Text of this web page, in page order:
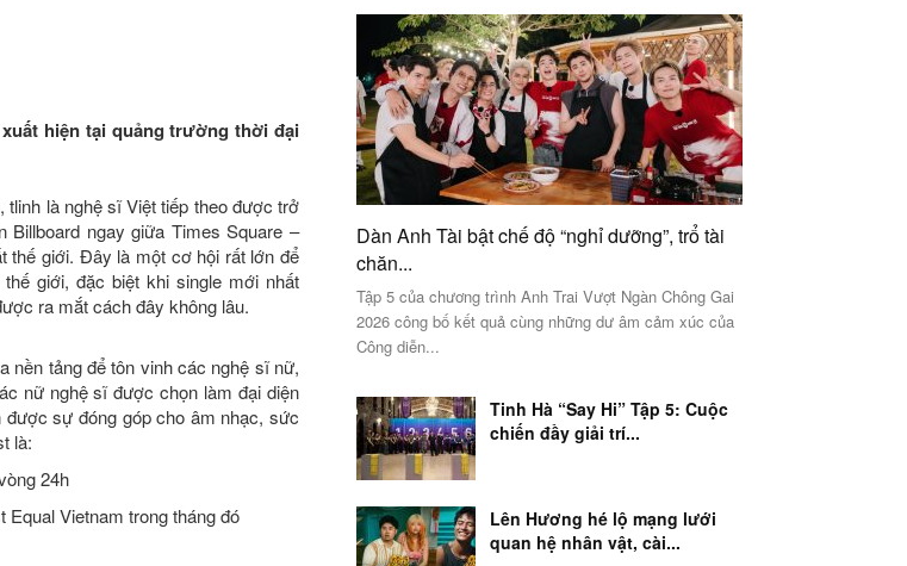
hiện tại quảng trường thời đại
là nghệ sĩ Việt tiếp theo được trở
ngay giữa Times Square –
thế giới. Đây là một cơ hội rất lớn để
giới, đặc biệt khi single mới nhất
ra mắt cách đây không lâu.
nền tảng để tôn vinh các nghệ sĩ nữ,
nữ nghệ sĩ được chọn làm đại diện
được sự đóng góp cho âm nhạc, sức
là:
24h
Vietnam trong tháng đó
Dàn Anh Tài bật chế độ “nghỉ dưỡng”, trổ tài
chăn...
Tập 5 của chương trình Anh Trai Vượt Ngàn Chông Gai
2026 công bố kết quả cùng những dư âm cảm xúc của
Công diễn...
Tinh Hà “Say Hi” Tập 5: Cuộc
chiến đầy giải trí...
Lên Hương hé lộ mạng lưới
quan hệ nhân vật, cài...